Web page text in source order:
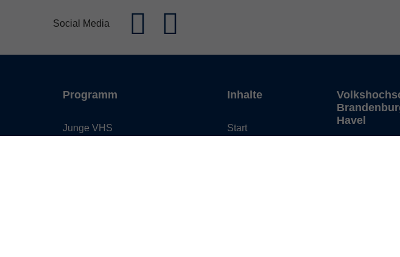
Social Media
Programm
Junge VHS
Inhalte
Start
Havel